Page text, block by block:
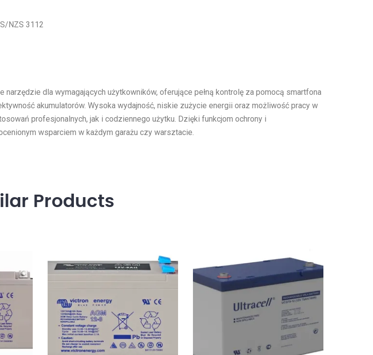
NZS 3112
narzędzie dla wymagających użytkowników, oferujące pełną kontrolę za pomocą smartfona
akumulatorów. Wysoka wydajność, niskie zużycie energii oraz możliwość pracy w
profesjonalnych, jak i codziennego użytku. Dzięki funkcjom ochrony i
wsparciem w każdym garażu czy warsztacie.
Products